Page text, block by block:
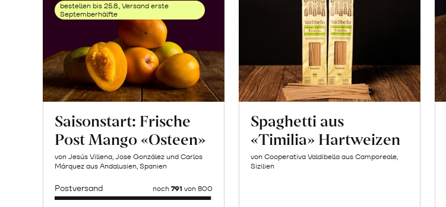
bestellen bis 25.8., Versand erste
Septemberhälfte
Saisonstart: Frische
Post Mango «Osteen»
von Jesús Villena, Jose González und Carlos
Márquez aus Andalusien, Spanien
Postversand noch 791 von 800
Spaghetti aus
«Timilia» Hartweizen
von Cooperativa Valdibella aus Camporeale,
Sizilien